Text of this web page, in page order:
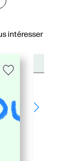
intéresser